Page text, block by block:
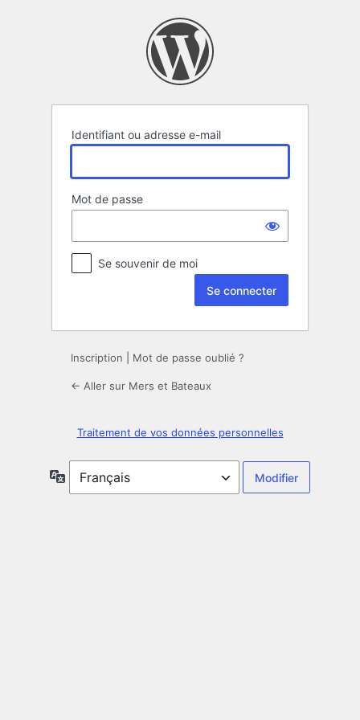
Identifiant ou adresse e-mail
Mot de passe
Se souvenir de moi
Inscription Mot de passe oublié ?
← Aller sur Mers et Bateaux
Traitement de vos données personnelles
Langue